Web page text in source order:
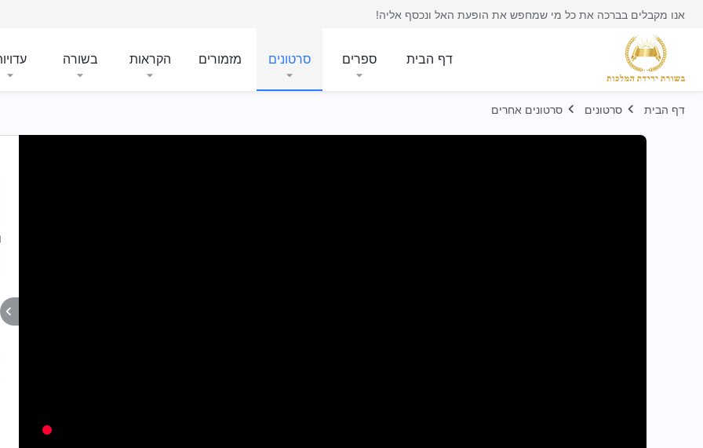
אנו מקבלים בברכה את כל מי שמחפש את הופעת האל ונכסף אליה!
דף הבית ספרים סרטונים מזמורים הקראות בשורה
דף הבית סרטונים סרטונים אחרים